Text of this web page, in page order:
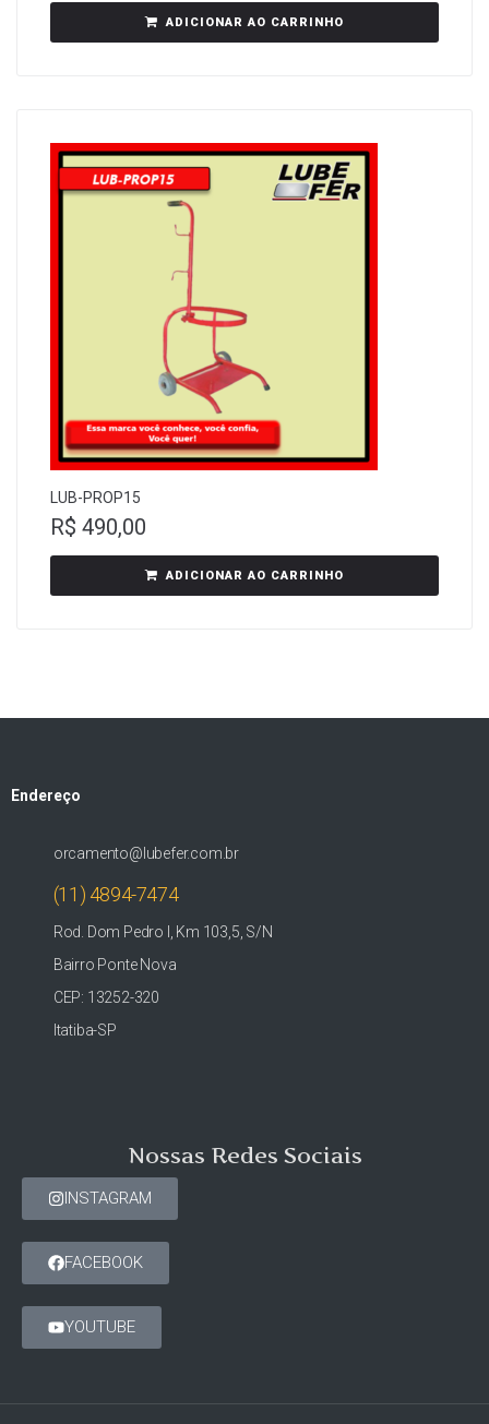
ADICIONAR AO CARRINHO
LUB-PROP15
R$ 490,00
ADICIONAR AO CARRINHO
Endereço
orcamento@lubefer.com.br
(11) 4894-7474
Rod. Dom Pedro I, Km 103,5, S/N
Bairro Ponte Nova
CEP: 13252-320
Itatiba-SP
Nossas Redes Sociais
INSTAGRAM
FACEBOOK
YOUTUBE